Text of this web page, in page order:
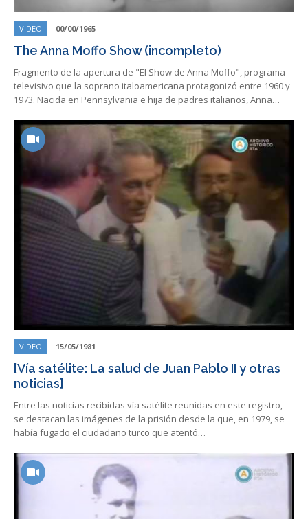
VIDEO 00/00/1965
The Anna Moffo Show (incompleto)
Fragmento de la apertura de "El Show de Anna Moffo", programa
televisivo que la soprano italoamericana protagonizó entre 1960 y
1973. Nacida en Pennsylvania e hija de padres italianos, Anna…
VIDEO 15/05/1981
[Vía satélite: La salud de Juan Pablo II y otras
noticias]
Entre las noticias recibidas vía satélite reunidas en este registro,
se destacan las imágenes de la prisión desde la que, en 1979, se
había fugado el ciudadano turco que atentó…